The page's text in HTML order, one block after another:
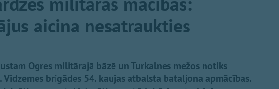
aicina nesatraukties
Ogres militārajā bāzē un Turkalnes mežos notiks
Vidzemes brigādes 54. kaujas atbalsta bataljona apmācības.